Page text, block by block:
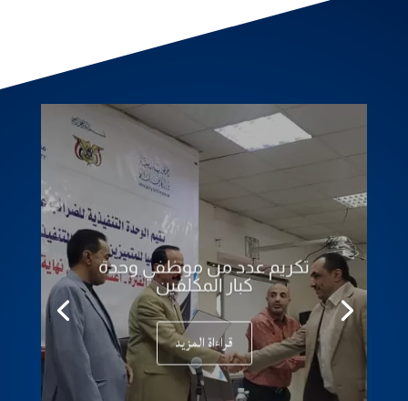
تكريم عدد من موظفي وحدة
كبار المكلفين
قراءاة المزيد